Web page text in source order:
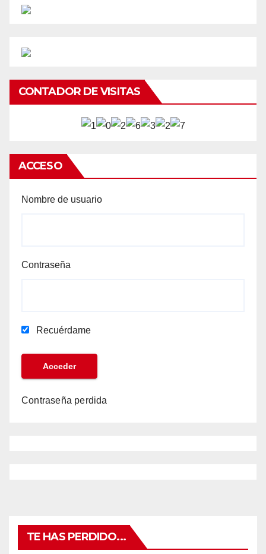
CONTADOR DE VISITAS
ACCESO
Nombre de usuario
Contraseña
Recuérdame
Contraseña perdida
TE HAS PERDIDO...